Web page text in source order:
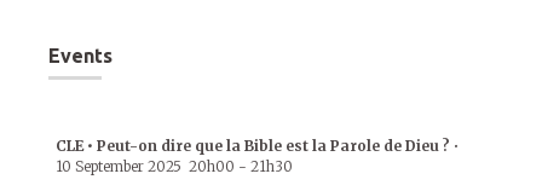
Events
CLE • Peut-on dire que la Bible est la Parole de Dieu ? •
10 September 2025 20h00 - 21h30